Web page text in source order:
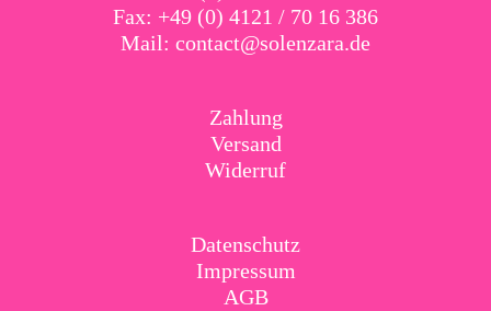
Fax: +49 (0) 4121 / 70 16 386
Mail: contact@solenzara.de
Zahlung
Versand
Widerruf
Datenschutz
Impressum
AGB